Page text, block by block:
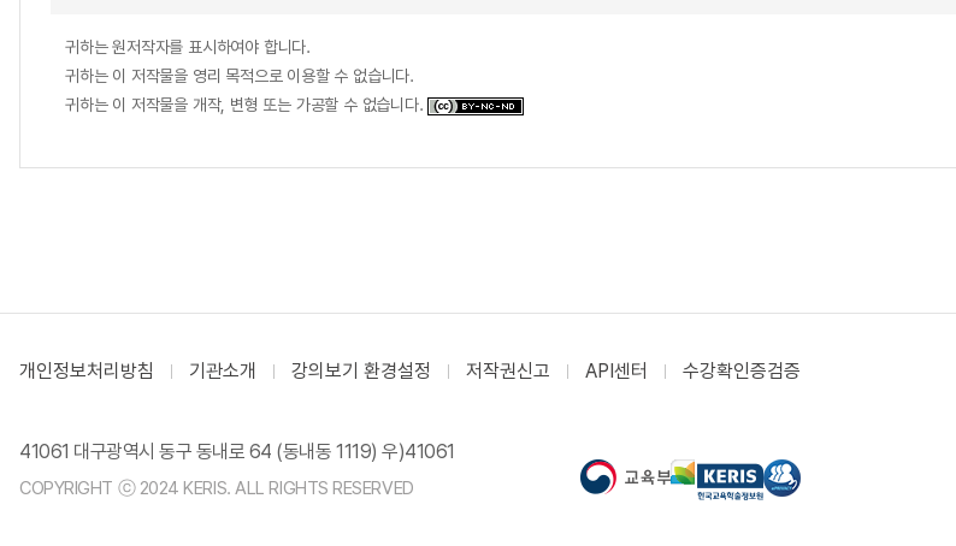
귀하는 원저작자를 표시하여야 합니다.
귀하는 이 저작물을 영리 목적으로 이용할 수 없습니다.
귀하는 이 저작물을 개작, 변형 또는 가공할 수 없습니다.
개인정보처리방침 기관소개 강의보기 환경설정 저작권신고 API센터 수강확인증검증
41061 대구광역시 동구 동내로 64 (동내동 1119) 우)41061
COPYRIGHT ⓒ 2024 KERIS. ALL RIGHTS RESERVED